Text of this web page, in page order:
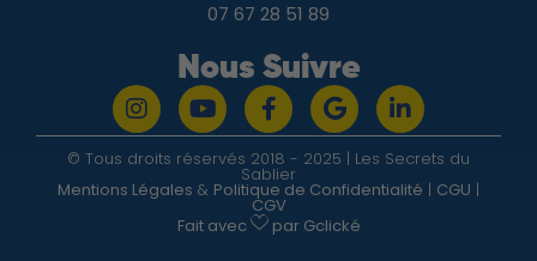
07 67 28 51 89
Nous Suivre
© Tous droits réservés 2018 - 2025 | Les Secrets du
Sablier
Mentions Légales & Politique de Confidentialité | CGU |
CGV
Fait avec
par Gclické